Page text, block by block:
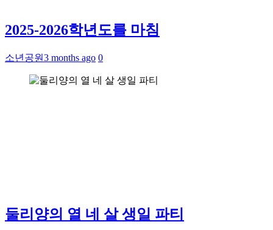
2025-2026학년도를 마침
소년공원3 months ago 0
둘리양의 열 네 살 생일 파티